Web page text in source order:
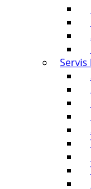
Servis